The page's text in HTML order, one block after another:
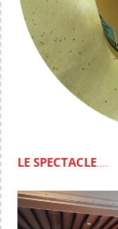
LE SPECTACLE….